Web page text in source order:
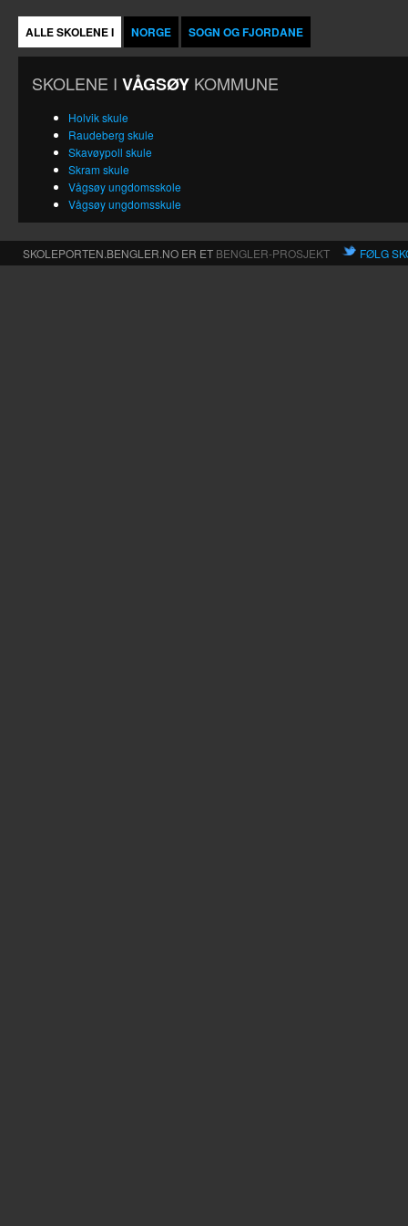
ALLE SKOLENE I NORGE SOGN OG FJORDANE
SKOLENE I VÅGSØY KOMMUNE
Holvik skule
Raudeberg skule
Skavøypoll skule
Skram skule
Vågsøy ungdomsskole
Vågsøy ungdomsskule
SKOLEPORTEN.BENGLER.NO ER ET BENGLER-PROSJEKT FØLG